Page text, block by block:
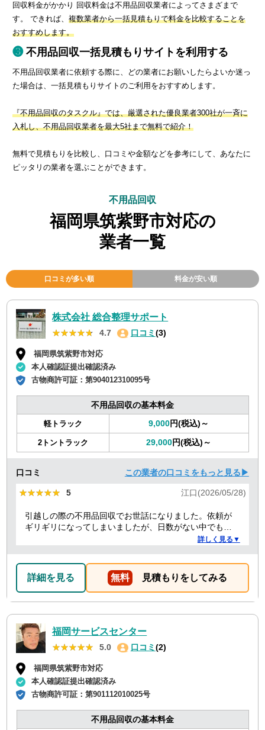
回収料金がかかり 回収料金は不用品回収業者によってさまざまで
す。 できれば、 複数業者から一括見積もりで料金を比較することを
おすすめします。
不用品回収一括見積もりサイトを利用する
不用品回収業者に依頼する際に、どの業者にお願いしたらよいか迷っ
た場合は、一括見積もりサイトのご利用をおすすめします。
『不用品回収のタスクル』では、厳選された優良業者300社が一斉に
入札し、不用品回収業者を最大5社まで無料で紹介！
無料で見積もりを比較し、口コミや金額などを参考にして、あなたに
ピッタリの業者を選ぶことができます。
不用品回収
福岡県筑紫野市対応の
業者一覧
口コミが多い順 料金が安い順
株式会社 総合整理サポート
★★★★★
★★★★★ 4.7 口コミ (3)
福岡県筑紫野市対応
本人確認証提出確認済み
古物商許可証：第904012310095号
不用品回収の基本料金
軽トラック 9,000円(税込)～
2トントラック 29,000円(税込)～
口コミ この業者の口コミをもっと見る▶
★★★★★
★★★★★ 5 江口(2026/05/28)
引越しの際の不用品回収でお世話になりました。依頼が
ギリギリになってしまいましたが、日数がない中でも迅
速に対応していただき、とても助かりました。 ありがと
詳しく見る▼
詳細を見る 無料 見積もりをしてみる
福岡サービスセンター
★★★★★
★★★★★ 5.0 口コミ (2)
福岡県筑紫野市対応
本人確認証提出確認済み
古物商許可証：第901112010025号
不用品回収の基本料金